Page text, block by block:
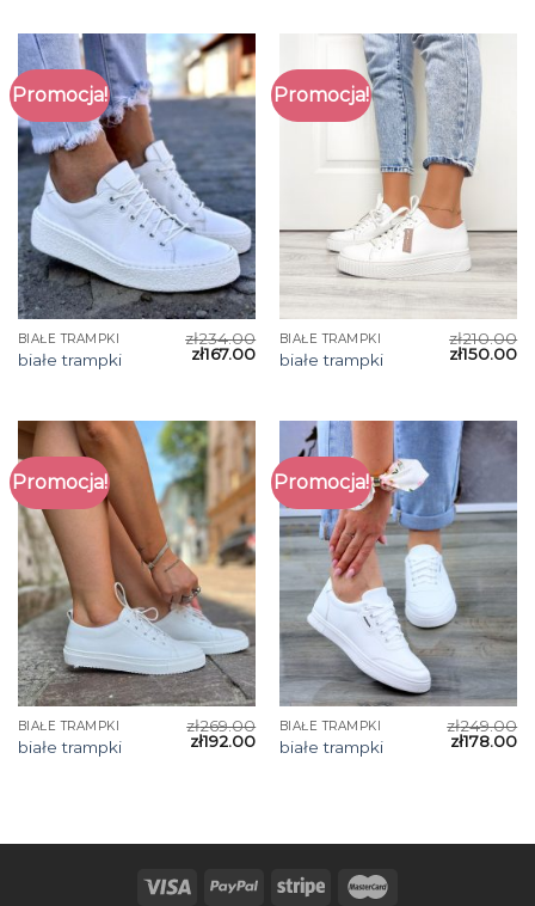
Promocja!
BIAŁE TRAMPKI
białe trampki
zł234.00
zł167.00
Promocja!
BIAŁE TRAMPKI
białe trampki
zł210.00
zł150.00
Promocja!
BIAŁE TRAMPKI
białe trampki
zł269.00
zł192.00
Promocja!
BIAŁE TRAMPKI
białe trampki
zł249.00
zł178.00